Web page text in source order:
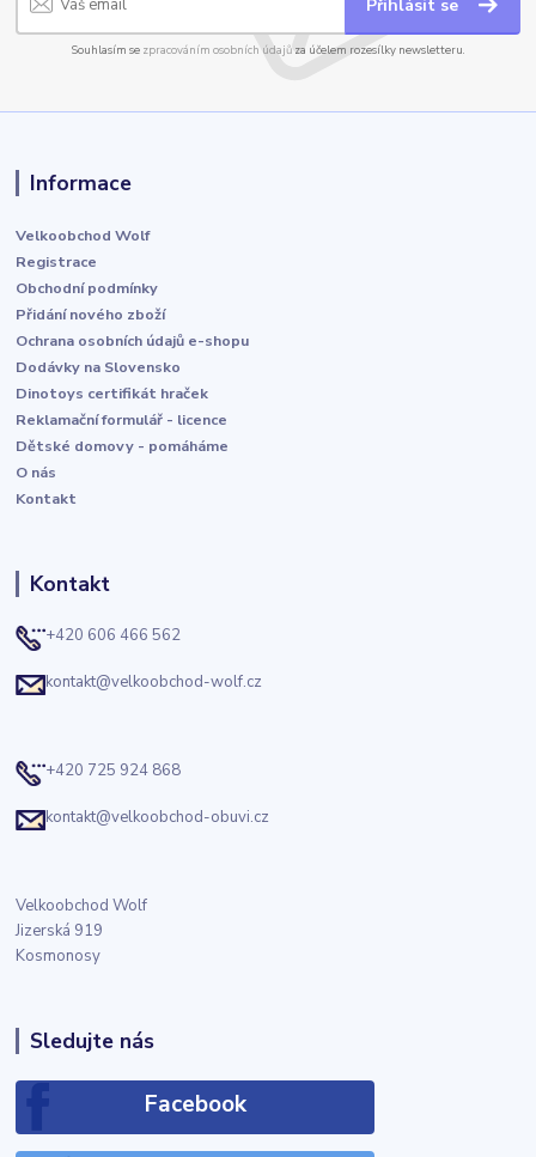
Přihlásit se
Souhlasím se zpracováním osobních údajůza účelem rozesílky newsletteru.
Informace
Velkoobchod Wolf
Registrace
Obchodní podmínky
Přidání nového zboží
Ochrana osobních údajů e-shopu
Dodávky na Slovensko
Dinotoys certifikát hraček
Reklamační formulář - licence
Dětské domovy - pomáháme
O nás
Kontakt
Kontakt
+420 606 466 562
kontakt@velkoobchod-wolf.cz
+420 725 924 868
kontakt@velkoobchod-obuvi.cz
Velkoobchod Wolf
Jizerská 919
Kosmonosy
Sledujte nás
Facebook